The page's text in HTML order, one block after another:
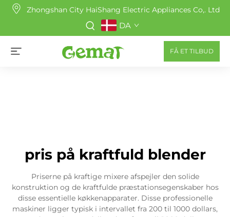
Zhongshan City HaiShang Electric Appliances Co,. Ltd
DA
FÅ ET TILBUD
pris på kraftfuld blender
Priserne på kraftige mixere afspejler den solide
konstruktion og de kraftfulde præstationsegenskaber hos
disse essentielle køkkenapparater. Disse professionelle
maskiner ligger typisk i intervallet fra 200 til 1000 dollars,